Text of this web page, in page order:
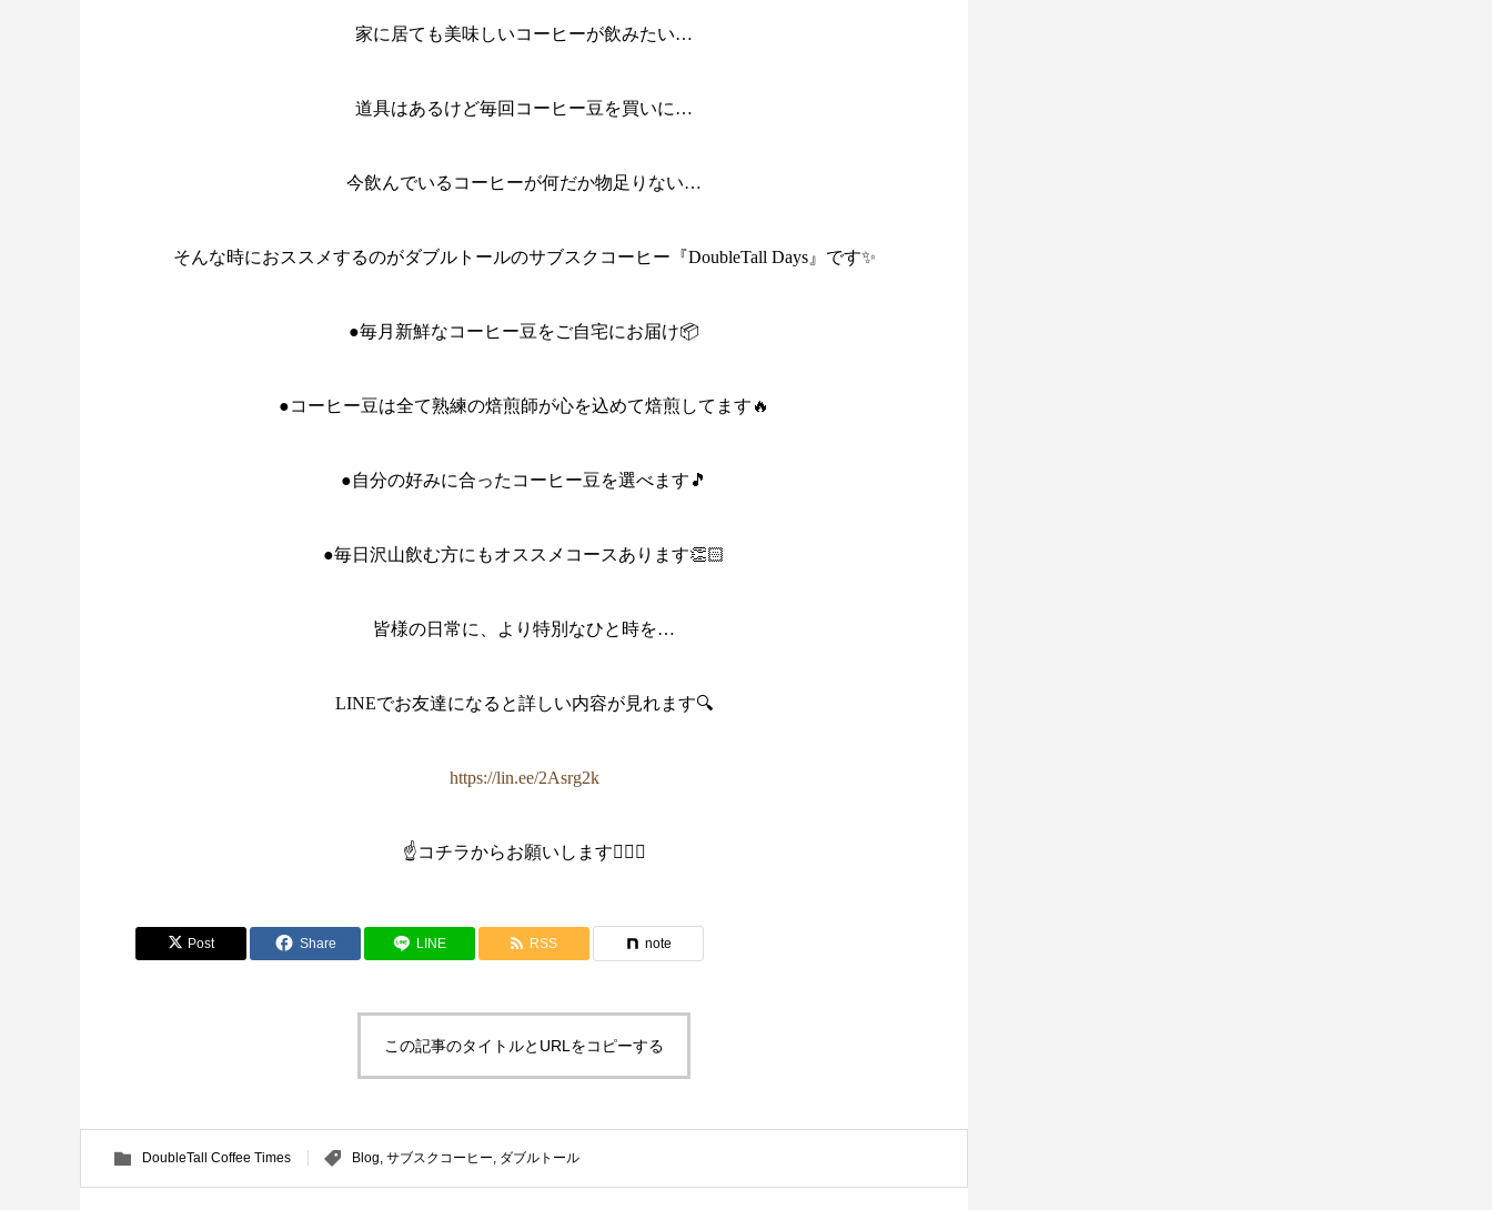
家に居ても美味しいコーヒーが飲みたい…
道具はあるけど毎回コーヒー豆を買いに…
今飲んでいるコーヒーが何だか物足りない…
そんな時におススメするのがダブルトールのサブスクコーヒー『DoubleTall Days』です✨
●毎月新鮮なコーヒー豆をご自宅にお届け📦
●コーヒー豆は全て熟練の焙煎師が心を込めて焙煎してます🔥
●自分の好みに合ったコーヒー豆を選べます🎵
●毎日沢山飲む方にもオススメコースあります👏🏻
皆様の日常に、より特別なひと時を…
LINEでお友達になると詳しい内容が見れます🔍
https://lin.ee/2Asrg2k
☝コチラからお願いします🙇🏻‍♂️
Post Share LINE RSS note
この記事のタイトルとURLをコピーする
DoubleTall Coffee Times Blog, サブスクコーヒー, ダブルトール